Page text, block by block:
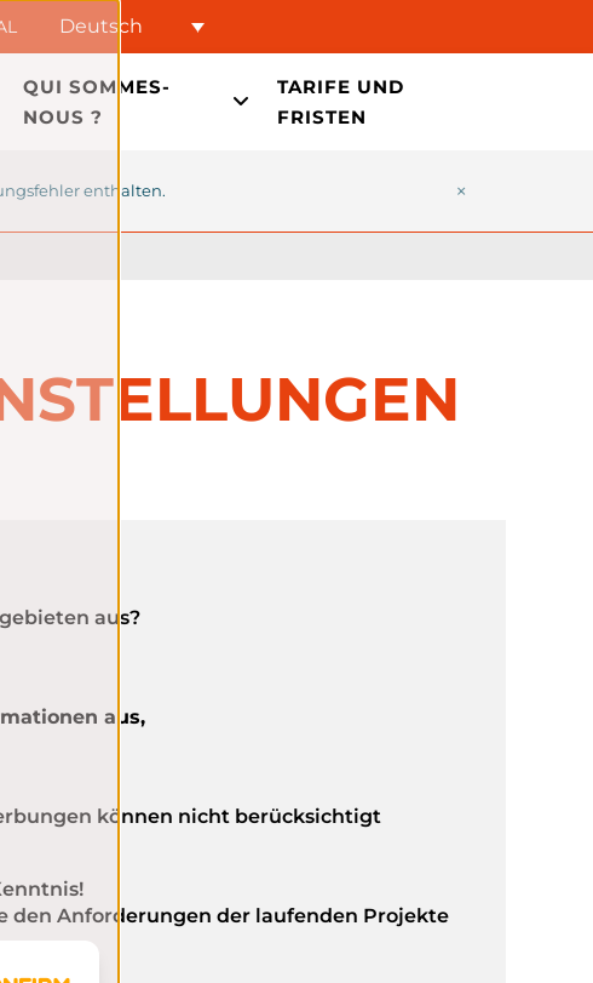
Deutsch
QUI SOMMES-
NOUS ?
TARIFE UND
FRISTEN
enthalten. ×
aus?
aus,
können nicht berücksichtigt
den Anforderungen der laufenden Projekte